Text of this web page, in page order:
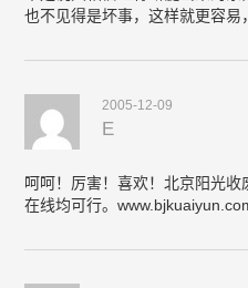
也不见得是坏事，这样就更容易
2005-12-09
E
呵呵！厉害！喜欢！北京阳光
在线均可行。